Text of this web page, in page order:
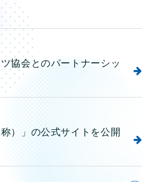
協会とのパートナーシッ
）」の公式サイトを公開